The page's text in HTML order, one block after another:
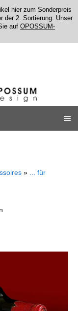
hier zum Sonderpreis
der 2. Sortierung. Unser
auf OPOSSUM-
» ... für